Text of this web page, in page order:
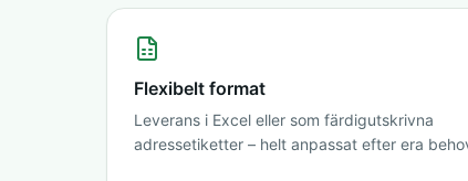
Flexibelt format
Leverans i Excel eller som färdigutskrivna
adressetiketter – helt anpassat efter era